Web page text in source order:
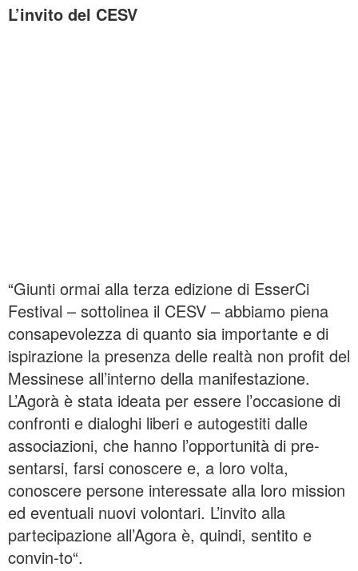
L’invito del CESV
“Giunti ormai alla terza edizione di EsserCi
Festival – sottolinea il CESV – abbiamo piena
consapevolezza di quanto sia importante e di
ispirazione la presenza delle realtà non profit del
Messinese all’interno della manifestazione.
L’Agorà è stata ideata per essere l’occasione di
confronti e dialoghi liberi e autogestiti dalle
associazioni, che hanno l’opportunità di pre-
sentarsi, farsi conoscere e, a loro volta,
conoscere persone interessate alla loro mission
ed eventuali nuovi volontari. L’invito alla
partecipazione all’Agora è, quindi, sentito e
convin-to“.